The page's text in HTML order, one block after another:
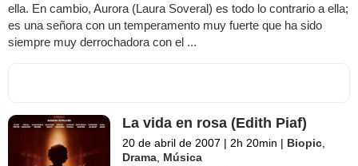
ella. En cambio, Aurora (Laura Soveral) es todo lo contrario a ella;
es una señora con un temperamento muy fuerte que ha sido
siempre muy derrochadora con el ...
La vida en rosa (Edith Piaf)
20 de abril de 2007 | 2h 20min | Biopic
Drama Música